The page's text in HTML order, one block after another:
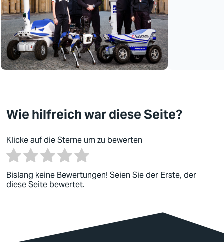
Wie hilfreich war diese Seite?
Klicke auf die Sterne um zu bewerten
Bislang keine Bewertungen! Seien Sie der Erste, der
diese Seite bewertet.